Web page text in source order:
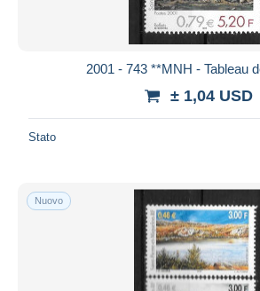
2001 - 743 **MNH - Tableau
± 1,04 USD
Stato
Nuovo